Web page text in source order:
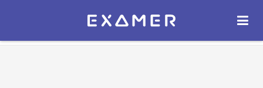
Экзамер — ЕГЭ 2027
ОТКРЫТЬ